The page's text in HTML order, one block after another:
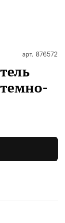
арт. 876572